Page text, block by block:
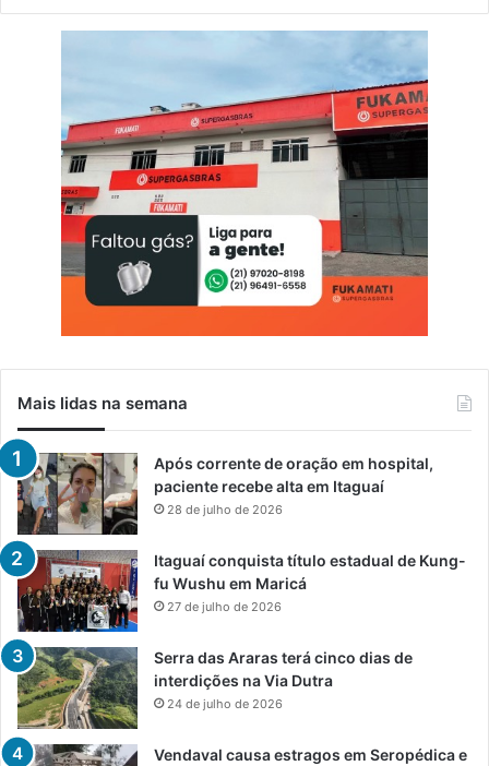
Mais lidas na semana
Após corrente de oração em hospital,
paciente recebe alta em Itaguaí
28 de julho de 2026
Itaguaí conquista título estadual de Kung-
fu Wushu em Maricá
27 de julho de 2026
Serra das Araras terá cinco dias de
interdições na Via Dutra
24 de julho de 2026
Vendaval causa estragos em Seropédica e